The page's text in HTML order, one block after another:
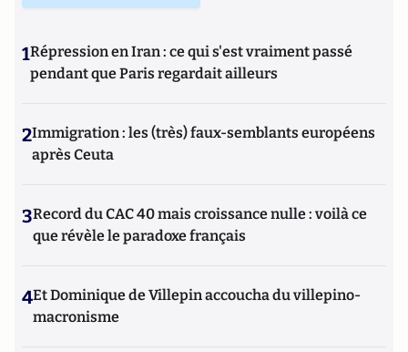
1Répression en Iran : ce qui s'est vraiment passé
pendant que Paris regardait ailleurs
2Immigration : les (très) faux-semblants européens
après Ceuta
3Record du CAC 40 mais croissance nulle : voilà ce
que révèle le paradoxe français
4Et Dominique de Villepin accoucha du villepino-
macronisme